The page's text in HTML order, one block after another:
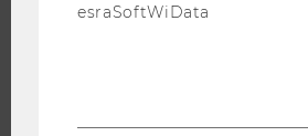
esraSoftWiData